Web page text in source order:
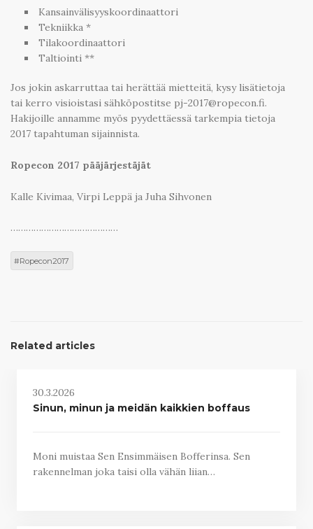
Kansainvälisyyskoordinaattori
Tekniikka *
Tilakoordinaattori
Taltiointi **
Jos jokin askarruttaa tai herättää mietteitä, kysy lisätietoja
tai kerro visioistasi sähköpostitse pj-2017@ropecon.fi.
Hakijoille annamme myös pyydettäessä tarkempia tietoja
2017 tapahtuman sijainnista.
Ropecon 2017 pääjärjestäjät
Kalle Kivimaa, Virpi Leppä ja Juha Sihvonen
……………………………………
Ropecon2017
Related articles
30.3.2026
Sinun, minun ja meidän kaikkien boffaus
Moni muistaa Sen Ensimmäisen Bofferinsa. Sen
rakennelman joka taisi olla vähän liian…